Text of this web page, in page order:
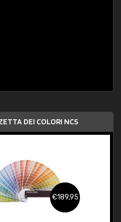
DEI COLORI NCS
€189,95